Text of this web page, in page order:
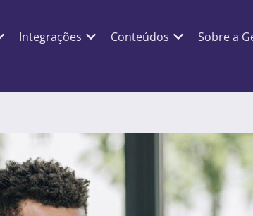
Integrações Conteúdos Sobre a